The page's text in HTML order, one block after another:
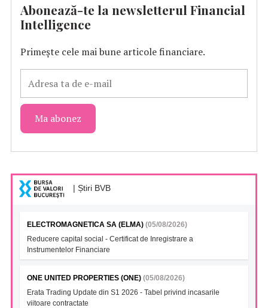
Abonează-te la newsletterul Financial
Intelligence
Primește cele mai bune articole financiare.
| Știri BVB
ELECTROMAGNETICA SA (ELMA) (05/08/2026)
Reducere capital social - Certificat de Inregistrare a
Instrumentelor Financiare
ONE UNITED PROPERTIES (ONE) (05/08/2026)
Erata Trading Update din S1 2026 - Tabel privind incasarile
viitoare contractate